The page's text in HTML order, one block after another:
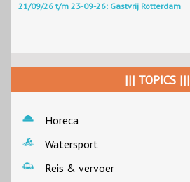
21/09/26 t/m 23-09-26: Gastvrij Rotterdam
||| TOPICS |||
Horeca
Watersport
Reis & vervoer